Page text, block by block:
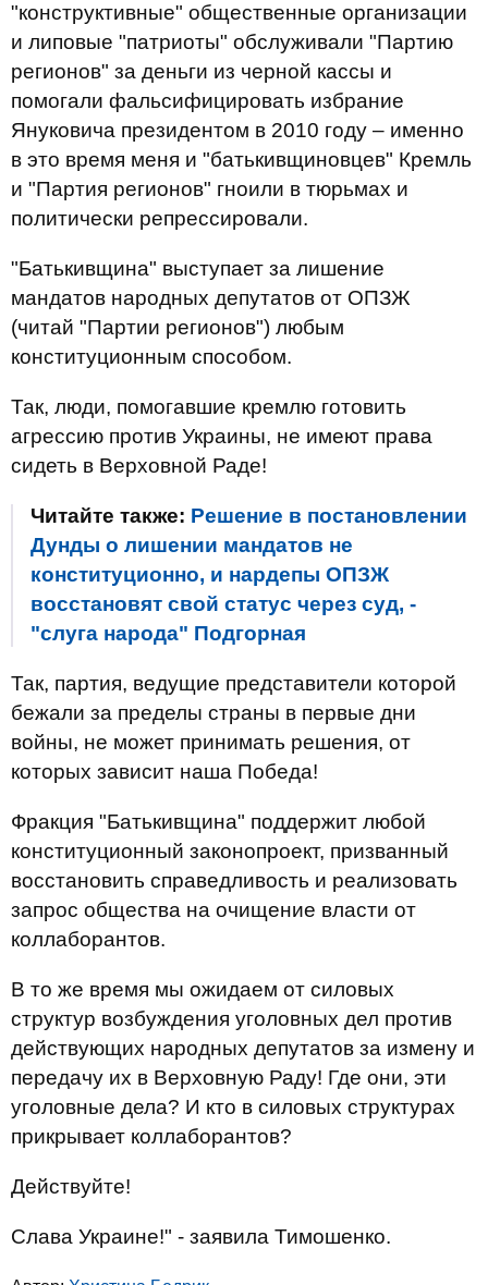
"конструктивные" общественные организации
и липовые "патриоты" обслуживали "Партию
регионов" за деньги из черной кассы и
помогали фальсифицировать избрание
Януковича президентом в 2010 году – именно
в это время меня и "батькивщиновцев" Кремль
и "Партия регионов" гноили в тюрьмах и
политически репрессировали.
"Батькивщина" выступает за лишение
мандатов народных депутатов от ОПЗЖ
(читай "Партии регионов") любым
конституционным способом.
Так, люди, помогавшие кремлю готовить
агрессию против Украины, не имеют права
сидеть в Верховной Раде!
Читайте также: Решение в постановлении
Дунды о лишении мандатов не
конституционно, и нардепы ОПЗЖ
восстановят свой статус через суд, -
"слуга народа" Подгорная
Так, партия, ведущие представители которой
бежали за пределы страны в первые дни
войны, не может принимать решения, от
которых зависит наша Победа!
Фракция "Батькивщина" поддержит любой
конституционный законопроект, призванный
восстановить справедливость и реализовать
запрос общества на очищение власти от
коллаборантов.
В то же время мы ожидаем от силовых
структур возбуждения уголовных дел против
действующих народных депутатов за измену и
передачу их в Верховную Раду! Где они, эти
уголовные дела? И кто в силовых структурах
прикрывает коллаборантов?
Действуйте!
Слава Украине!" - заявила Тимошенко.